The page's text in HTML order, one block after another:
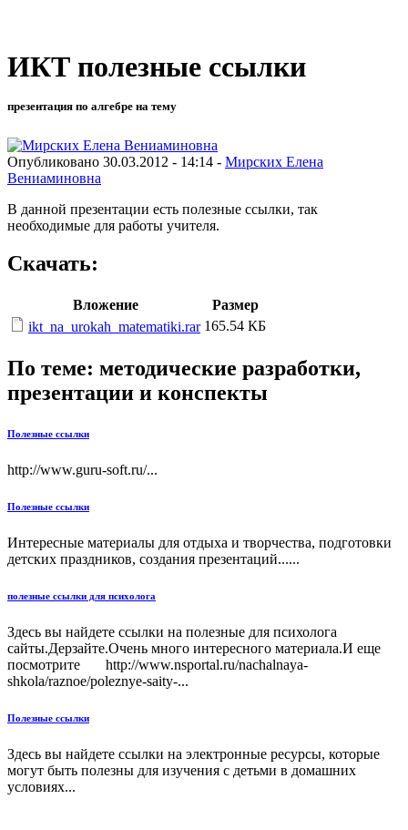
ИКТ полезные ссылки
презентация по алгебре на тему
Опубликовано 30.03.2012 - 14:14 - Мирских Елена
Вениаминовна
В данной презентации есть полезные ссылки, так
необходимые для работы учителя.
Скачать:
Вложение
Размер
ikt_na_urokah_matematiki.rar 165.54 КБ
По теме: методические разработки,
презентации и конспекты
Полезные ссылки
http://www.guru-soft.ru/...
Полезные ссылки
Интересные материалы для отдыха и творчества, подготовки
детских праздников, создания презентаций......
полезные ссылки для психолога
Здесь вы найдете ссылки на полезные для психолога
сайты.Дерзайте.Очень много интересного материала.И еще
посмотрите http://www.nsportal.ru/nachalnaya-
shkola/raznoe/poleznye-saity-...
Полезные ссылки
Здесь вы найдете ссылки на электронные ресурсы, которые
могут быть полезны для изучения с детьми в домашних
условиях...